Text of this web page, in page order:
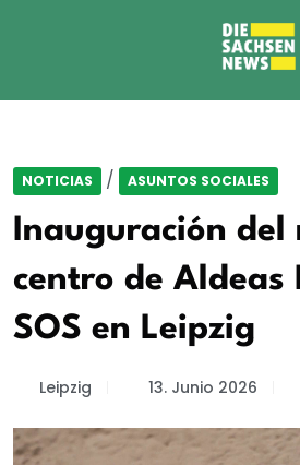
NOTICIAS / ASUNTOS SOCIALES
Inauguración del
centro de Aldeas
SOS en Leipzig
Leipzig 13. Junio 2026